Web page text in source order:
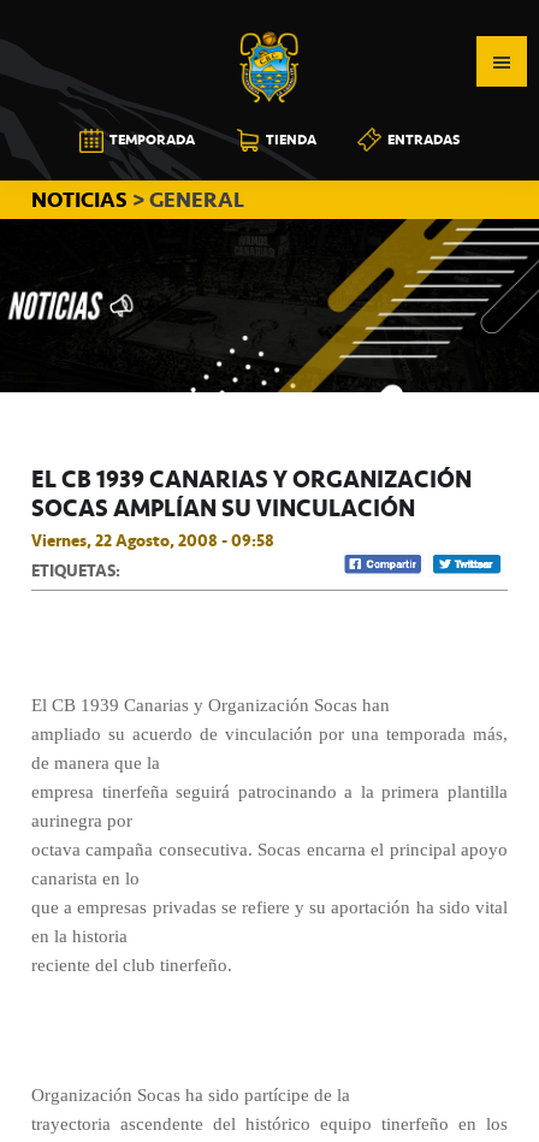
a
la
navegación
principal
al
contenido
principal
a
la
barra
lateral
principal
CB
CANARIAS
TEMPORADA TIENDA ENTRADAS
NOTICIAS > GENERAL
EL CB 1939 CANARIAS Y ORGANIZACIÓN
SOCAS AMPLÍAN SU VINCULACIÓN
Viernes, 22 Agosto, 2008 - 09:58
ETIQUETAS:
El CB 1939 Canarias y Organización Socas han
ampliado su acuerdo de vinculación por una temporada más,
de manera que la
empresa tinerfeña seguirá patrocinando a la primera plantilla
aurinegra por
octava campaña consecutiva. Socas encarna el principal apoyo
canarista en lo
que a empresas privadas se refiere y su aportación ha sido vital
en la historia
reciente del club tinerfeño.
Organización Socas ha sido partícipe de la
trayectoria ascendente del histórico equipo tinerfeño en los